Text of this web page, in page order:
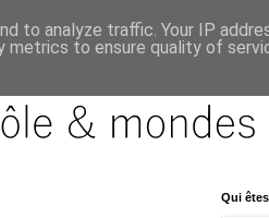
Qui
to analyze traffic. Your IP
to ensure quality of